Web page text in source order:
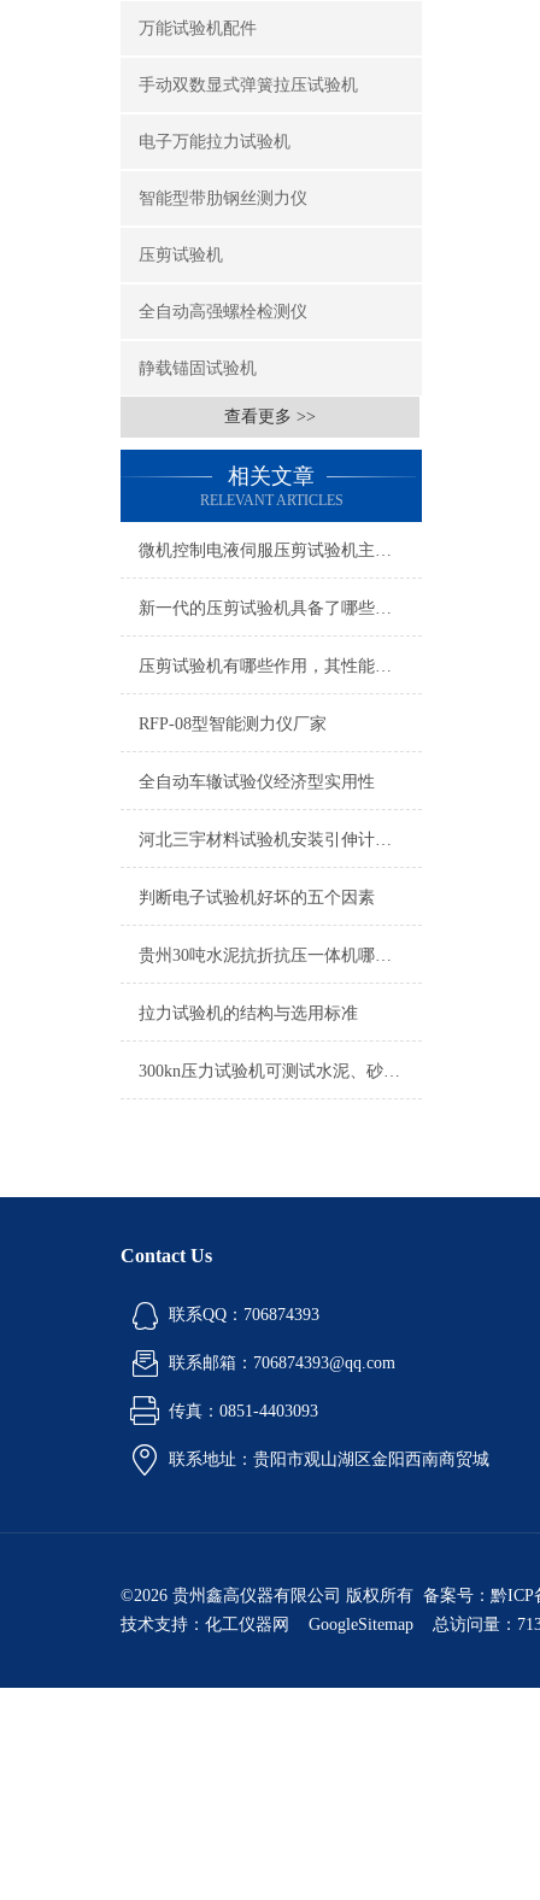
万能试验机配件
手动双数显式弹簧拉压试验机
电子万能拉力试验机
智能型带肋钢丝测力仪
压剪试验机
全自动高强螺栓检测仪
静载锚固试验机
查看更多 >>
相关文章
RELEVANT ARTICLES
微机控制电液伺服压剪试验机主要用于各种桥梁板式
新一代的压剪试验机具备了哪些基本性能优势呢？
压剪试验机有哪些作用，其性能特点怎么样？
RFP-08型智能测力仪厂家
全自动车辙试验仪经济型实用性
河北三宇材料试验机安装引伸计软件下载方案
判断电子试验机好坏的五个因素
贵州30吨水泥抗折抗压一体机哪个厂家质量好
拉力试验机的结构与选用标准
300kn压力试验机可测试水泥、砂浆、混凝土等材料的抗压强度
Contact Us
联系QQ：706874393
联系邮箱：706874393@qq.com
传真：0851-4403093
联系地址：贵阳市观山湖区金阳西南商贸城
©2026 贵州鑫高仪器有限公司 版权所有 备案号： 黔ICP
技术支持： 化工仪器网 GoogleSitemap 总访问量：